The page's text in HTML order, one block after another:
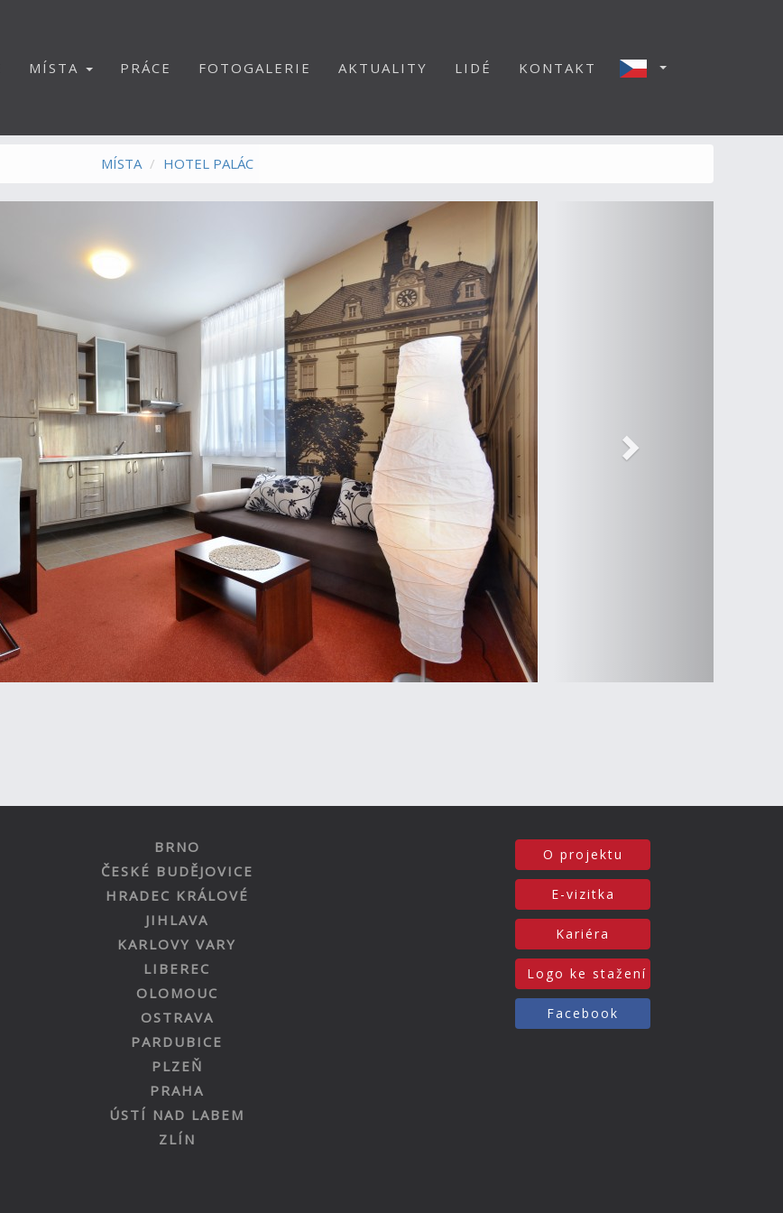
MÍSTA PRÁCE FOTOGALERIE AKTUALITY LIDÉ KONTAKT
MÍSTA HOTEL PALÁC
BRNO
ČESKÉ BUDĚJOVICE
HRADEC KRÁLOVÉ
JIHLAVA
KARLOVY VARY
LIBEREC
OLOMOUC
OSTRAVA
PARDUBICE
PLZEŇ
PRAHA
ÚSTÍ NAD LABEM
ZLÍN
O projektu
E-vizitka
Kariéra
Logo ke stažení
Facebook